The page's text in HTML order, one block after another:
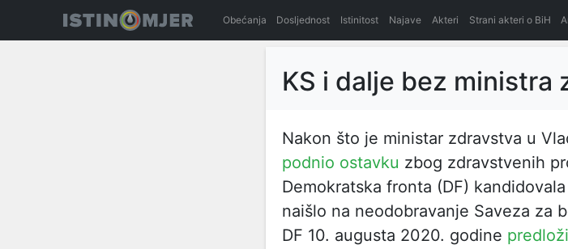
Obećanja Dosljednost Istinitost Najave Akteri Strani akteri o BiH
KS i dalje bez ministra
Nakon što je ministar zdravstva u
podnio ostavku zbog zdravstvenih
Demokratska fronta (DF)
naišlo na neodobravanje Saveza za
DF 10. augusta 2020. godine